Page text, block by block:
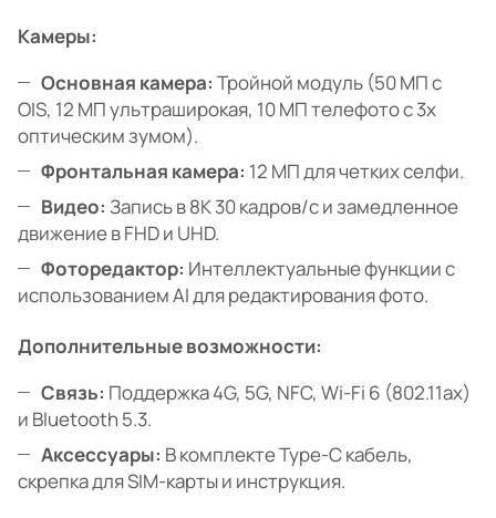
Камеры:
Основная камера: Тройной модуль (50 МП с
OIS, 12 МП ультраширокая, 10 МП телефото с 3x
оптическим зумом).
Фронтальная камера: 12 МП для четких селфи.
Видео: Запись в 8K 30 кадров/с и замедленное
движение в FHD и UHD.
Фоторедактор: Интеллектуальные функции с
использованием AI для редактирования фото.
Дополнительные возможности:
Связь: Поддержка 4G, 5G, NFC, Wi-Fi 6 (802.11ax)
и Bluetooth 5.3.
Аксессуары: В комплекте Type-C кабель,
скрепка для SIM-карты и инструкция.